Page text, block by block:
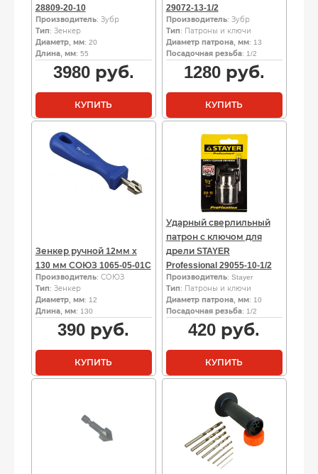
28809‑20‑10
Производитель: Зубр
Тип: Зенкер
Диаметр, мм: 20
Длина, мм: 55
3980руб.
КУПИТЬ
29072-13-1/2
Производитель: Зубр
Тип: Патроны и ключи
Диаметр патрона, мм: 13
Посадочная резьба: 1/2
1280руб.
КУПИТЬ
Зенкер ручной 12мм х
130 мм СОЮЗ 1065-05-01C
Производитель: СОЮЗ
Тип: Зенкер
Диаметр, мм: 12
Длина, мм: 130
390 руб.
КУПИТЬ
Ударный сверлильный
патрон с ключом для
дрели STAYER
Professional 29055-10-1/2
Производитель: Stayer
Тип: Патроны и ключи
Диаметр патрона, мм: 10
Посадочная резьба: 1/2
420 руб.
КУПИТЬ